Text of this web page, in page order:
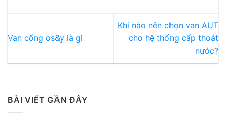
Van cổng os&y là gì
Khi nào nên chọn van AUT
cho hệ thống cấp thoát
nước?
BÀI VIẾT GẦN ĐÂY